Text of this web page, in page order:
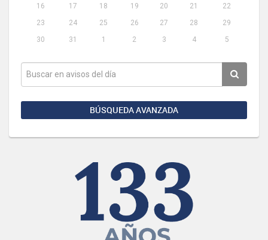
16
17 18 19 20 21
22
23
24 25 26 27 28
29
30
31 1 2 3 4 5
BÚSQUEDA AVANZADA